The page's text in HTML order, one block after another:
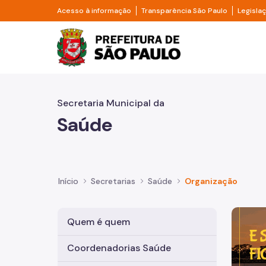
Pular para o Conteúdo principal
Acesso à informação Divisor de acesso à informação
Transparência São Paulo Divisor
Prefeitura de São
Secretaria Municipal da
Saúde
Início Secretarias Saúde Organização
Quem é quem
Coordenadorias Saúde